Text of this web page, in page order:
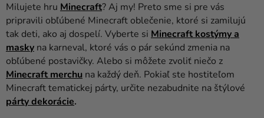
Svadba
Párty
Výzdoba
a
doplnky
Milujete hru Minecraft? Aj my! Preto sme si pre vás
pripravili obľúbené Minecraft oblečenie, ktoré si zamilujú
tak deti, ako aj dospelí. Vyberte si Minecraft kostýmy a
masky na karneval, ktoré vás o pár sekúnd zmenia na
obľúbené postavičky. Alebo si môžete zvoliť niečo z
Minecraft merchu na každý deň. Pokiaľ ste hostiteľom
Minecraft tematickej párty, určite nezabudnite na štýlové
párty dekorácie.